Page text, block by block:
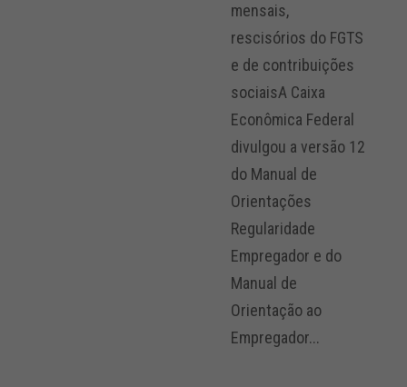
mensais,
rescisórios do FGTS
e de contribuições
sociaisA Caixa
Econômica Federal
divulgou a versão 12
do Manual de
Orientações
Regularidade
Empregador e do
Manual de
Orientação ao
Empregador...